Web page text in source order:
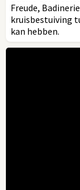
Freude,
kruisbestuiving
kan hebben.